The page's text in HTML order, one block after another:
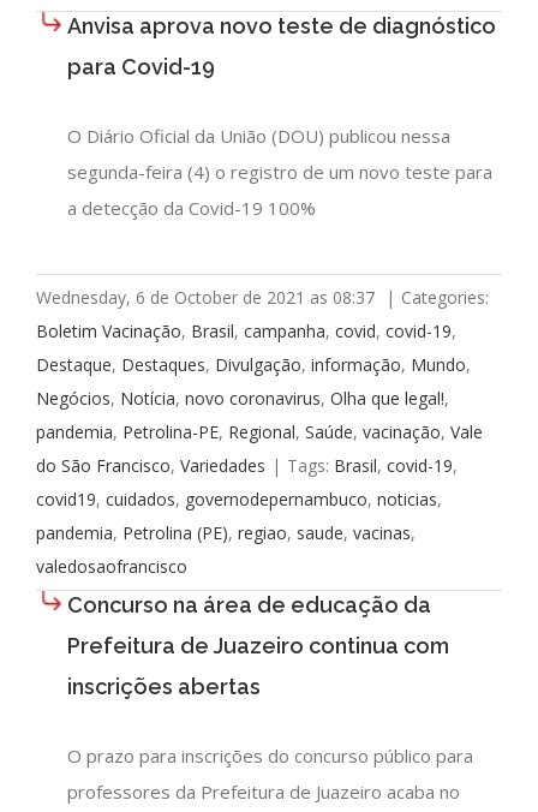
Anvisa aprova novo teste de diagnóstico
para Covid-19
O Diário Oficial da União (DOU) publicou nessa
segunda-feira (4) o registro de um novo teste para
a detecção da Covid-19 100%
Wednesday, 6 de October de 2021 as 08:37 | Categories:
Boletim Vacinação, Brasil, campanha, covid, covid-19,
Destaque, Destaques, Divulgação, informação, Mundo,
Negócios, Notícia, novo coronavirus, Olha que legal!,
pandemia, Petrolina-PE, Regional, Saúde, vacinação, Vale
do São Francisco, Variedades | Tags: Brasil, covid-19,
covid19, cuidados, governodepernambuco, noticias,
pandemia, Petrolina (PE), regiao, saude, vacinas,
valedosaofrancisco
Concurso na área de educação da
Prefeitura de Juazeiro continua com
inscrições abertas
O prazo para inscrições do concurso público para
professores da Prefeitura de Juazeiro acaba no